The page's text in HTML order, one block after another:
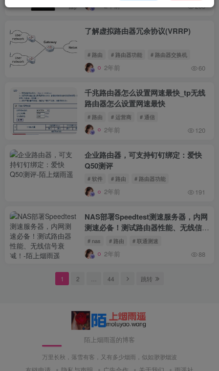
2年前 205
了解虚拟路由器冗余协议(VRRP)
# 路由 # 路由器功能 # 路由器交换机
2年前 60
千兆路由器怎么设置网速最快_tp无线
路由器怎么设置网速最快
# 路由 # 运营商 # 通信
2年前 120
企业路由器，可支持钉钉绑定：爱快
Q50测评
# 软件 # 路由 # 路由器功能
2年前 191
NAS部署Speedtest测速服务器，内网
测速必备！测试路由器性能、无线信号
衰减！
# nas # 路由 # 联通测速
2年前 88
1 2 44 跳转
陌上烟雨遥的博客
万里长秋，落雪有客，又有多少烟雨，似如渺渺烟波